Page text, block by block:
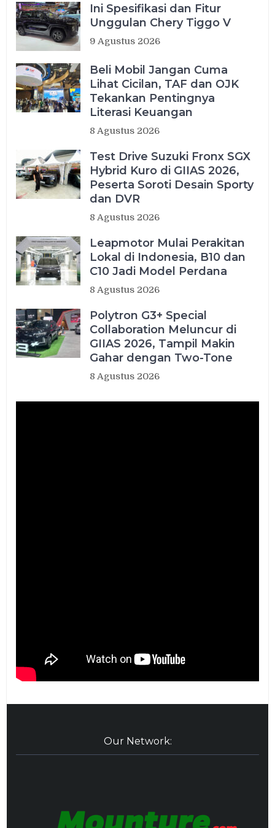
Ini Spesifikasi dan Fitur
Unggulan Chery Tiggo V
9 Agustus 2026
Beli Mobil Jangan Cuma
Lihat Cicilan, TAF dan OJK
Tekankan Pentingnya
Literasi Keuangan
8 Agustus 2026
Test Drive Suzuki Fronx SGX
Hybrid Kuro di GIIAS 2026,
Peserta Soroti Desain Sporty
dan DVR
8 Agustus 2026
Leapmotor Mulai Perakitan
Lokal di Indonesia, B10 dan
C10 Jadi Model Perdana
8 Agustus 2026
Polytron G3+ Special
Collaboration Meluncur di
GIIAS 2026, Tampil Makin
Gahar dengan Two-Tone
8 Agustus 2026
Our Network: